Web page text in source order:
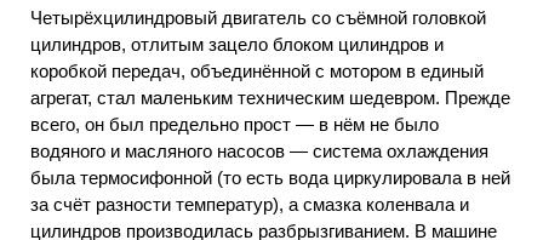
Четырёхцилиндровый двигатель со съёмной головкой
цилиндров, отлитым зацело блоком цилиндров и
коробкой передач, объединённой с мотором в единый
агрегат, стал маленьким техническим шедевром. Прежде
всего, он был предельно прост — в нём не было
водяного и масляного насосов — система охлаждения
была термосифонной (то есть вода циркулировала в ней
за счёт разности температур), а смазка коленвала и
цилиндров производилась разбрызгиванием. В машине